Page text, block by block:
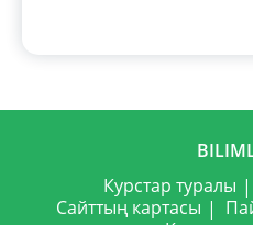
Курстар туралы
Сайттың картасы